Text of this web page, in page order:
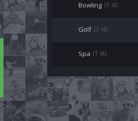
Bowling (1 st)
Golf (3 st)
Spa (1 st)